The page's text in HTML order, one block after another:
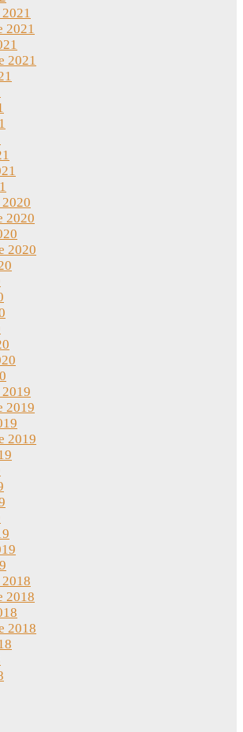
2021
2021
2020
2020
2019
2019
2018
2018